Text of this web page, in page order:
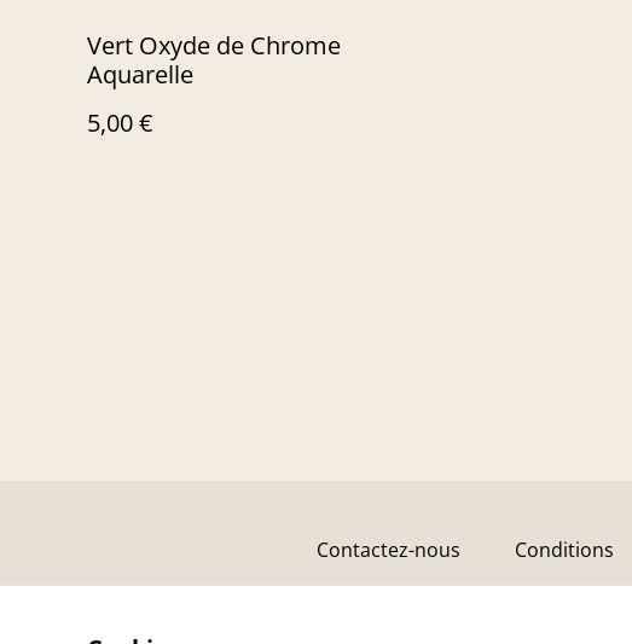
Vert Oxyde de Chrome
Aquarelle
5,00 €
Contactez-nous Conditions